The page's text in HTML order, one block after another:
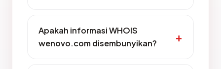
Apakah informasi WHOIS
wenovo.com disembunyikan?